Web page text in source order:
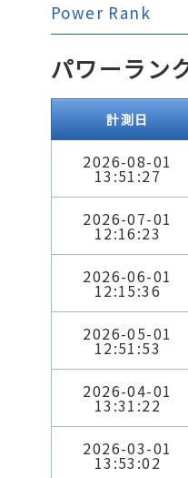
Power Rank
パワーラン
計測日
2026-08-01
13:51:27
2026-07-01
12:16:23
2026-06-01
12:15:36
2026-05-01
12:51:53
2026-04-01
13:31:22
2026-03-01
13:53:02